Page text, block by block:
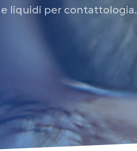
liquidi per contattologia.